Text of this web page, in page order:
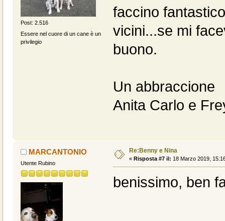
Post: 2.516
Essere nel cuore di un cane è un
privilegio
faccino
vicini...se mi
buono.
Un abbraccione
Anita Carlo e
MARCANTONIO
Utente Rubino
Re:Benny e Nina
« Risposta #7 il: 18 Marzo 2019,
benissimo, ben